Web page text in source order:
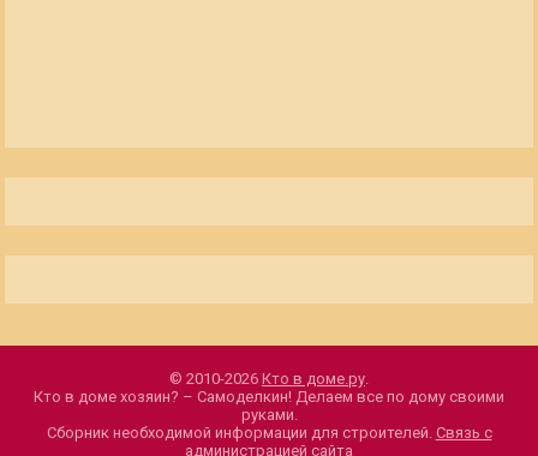
© 2010-2026 Кто в доме.ру.
Кто в доме хозяин? – Самоделкин! Делаем все по дому своими
руками.
Сборник необходимой информации для строителей. Связь с
администрацией сайта